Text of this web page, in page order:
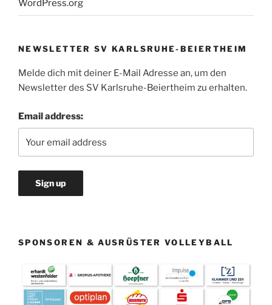
WordPress.org
NEWSLETTER SV KARLSRUHE-BEIERTHEIM
Melde dich mit deiner E-Mail Adresse an, um den
Newsletter des SV Karlsruhe-Beiertheim zu erhalten.
Email address:
SPONSOREN & AUSRÜSTER VOLLEYBALL